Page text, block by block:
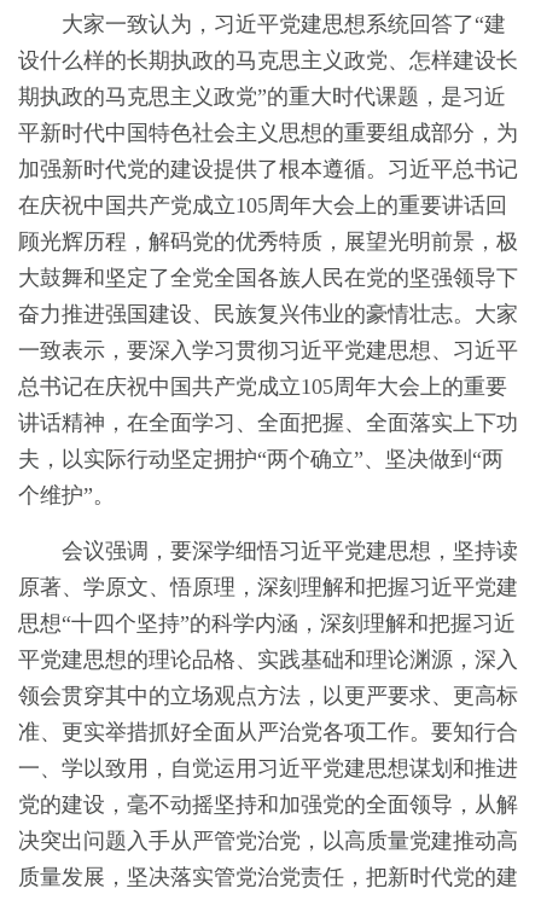
大家一致认为，习近平党建思想系统回答了“建
设什么样的长期执政的马克思主义政党、怎样建设长
期执政的马克思主义政党”的重大时代课题，是习近
平新时代中国特色社会主义思想的重要组成部分，为
加强新时代党的建设提供了根本遵循。习近平总书记
在庆祝中国共产党成立105周年大会上的重要讲话回
顾光辉历程，解码党的优秀特质，展望光明前景，极
大鼓舞和坚定了全党全国各族人民在党的坚强领导下
奋力推进强国建设、民族复兴伟业的豪情壮志。大家
一致表示，要深入学习贯彻习近平党建思想、习近平
总书记在庆祝中国共产党成立105周年大会上的重要
讲话精神，在全面学习、全面把握、全面落实上下功
夫，以实际行动坚定拥护“两个确立”、坚决做到“两
个维护”。
会议强调，要深学细悟习近平党建思想，坚持读
原著、学原文、悟原理，深刻理解和把握习近平党建
思想“十四个坚持”的科学内涵，深刻理解和把握习近
平党建思想的理论品格、实践基础和理论渊源，深入
领会贯穿其中的立场观点方法，以更严要求、更高标
准、更实举措抓好全面从严治党各项工作。要知行合
一、学以致用，自觉运用习近平党建思想谋划和推进
党的建设，毫不动摇坚持和加强党的全面领导，从解
决突出问题入手从严管党治党，以高质量党建推动高
质量发展，坚决落实管党治党责任，把新时代党的建